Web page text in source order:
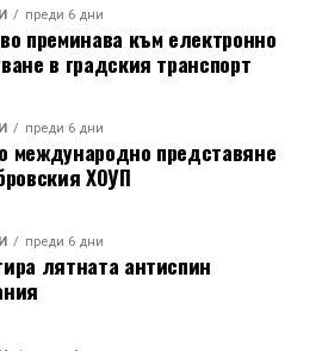
на кулата се заражда
възстановяване, обединила
– сред тях творецът Иван
Тихова. Усилията им се
8 септември 1984 година
работещия век по-рано
открита наново. Самият
година по-рано, през 1983
който изковава
Днес неговият син, Иван
на баща си, като се
поддръжка на механизма и
преди 6 дни
преминава към електронно
в градския транспорт
преди 6 дни
международно представяне
ХОУП
преди 6 дни
лятната антиспин